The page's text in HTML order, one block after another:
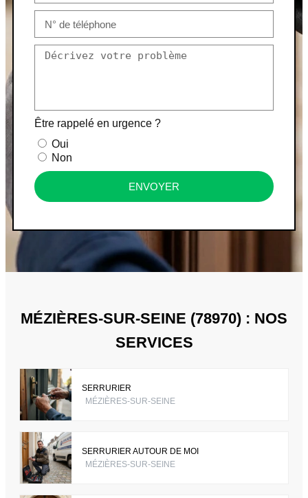
Être rappelé en urgence ?
Oui
Non
ENVOYER
MÉZIÈRES-SUR-SEINE (78970) : NOS
SERVICES
SERRURIER
MÉZIÈRES-SUR-SEINE
SERRURIER AUTOUR DE MOI
MÉZIÈRES-SUR-SEINE